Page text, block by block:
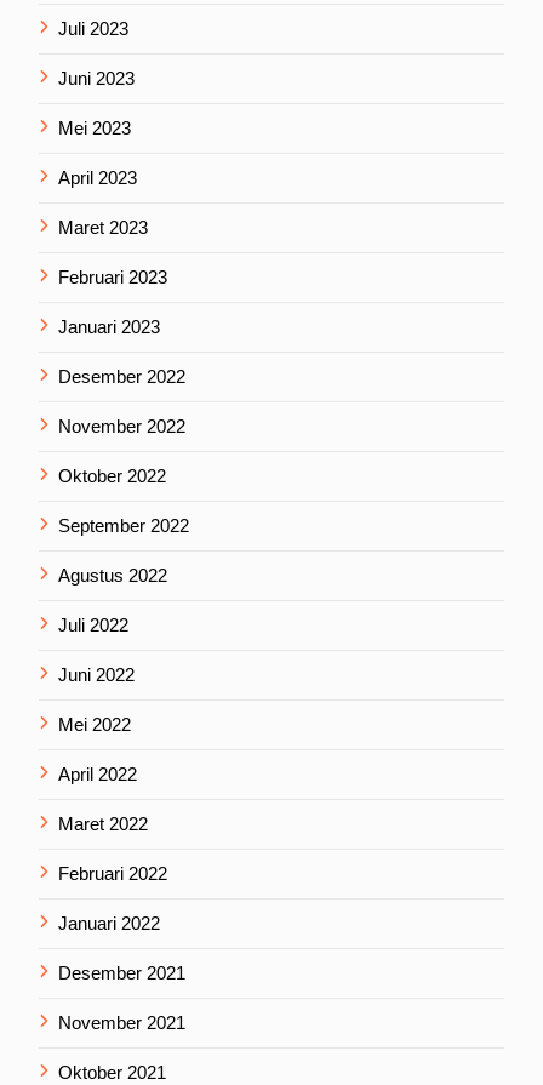
Juli 2023
Juni 2023
Mei 2023
April 2023
Maret 2023
Februari 2023
Januari 2023
Desember 2022
November 2022
Oktober 2022
September 2022
Agustus 2022
Juli 2022
Juni 2022
Mei 2022
April 2022
Maret 2022
Februari 2022
Januari 2022
Desember 2021
November 2021
Oktober 2021